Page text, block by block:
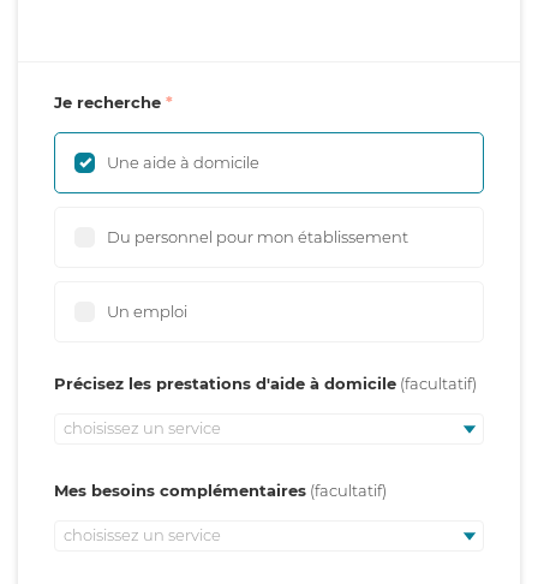
Je recherche
Une aide à domicile
Du personnel pour mon établissement
Un emploi
Précisez les prestations d'aide à domicile
choisissez un service
Mes besoins complémentaires
choisissez un service